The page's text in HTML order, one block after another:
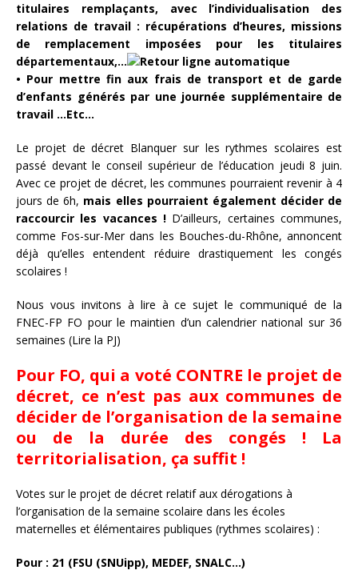
titulaires remplaçants, avec l’individualisation des
relations de travail : récupérations d’heures, missions
de remplacement imposées pour les titulaires
départementaux,…
• Pour mettre fin aux frais de transport et de garde
d’enfants générés par une journée supplémentaire de
travail …Etc…
Le projet de décret Blanquer sur les rythmes scolaires est
passé devant le conseil supérieur de l’éducation jeudi 8 juin.
Avec ce projet de décret, les communes pourraient revenir à 4
jours de 6h, mais elles pourraient également décider de
raccourcir les vacances ! D’ailleurs, certaines communes,
comme Fos-sur-Mer dans les Bouches-du-Rhône, annoncent
déjà qu’elles entendent réduire drastiquement les congés
scolaires !
Nous vous invitons à lire à ce sujet le communiqué de la
FNEC-FP FO pour le maintien d’un calendrier national sur 36
semaines (Lire la PJ)
Pour FO, qui a voté CONTRE le projet de
décret, ce n’est pas aux communes de
décider de l’organisation de la semaine
ou de la durée des congés ! La
territorialisation, ça suffit !
Votes sur le projet de décret relatif aux dérogations à
l’organisation de la semaine scolaire dans les écoles
maternelles et élémentaires publiques (rythmes scolaires) :
Pour : 21 (FSU (SNUipp), MEDEF, SNALC…)